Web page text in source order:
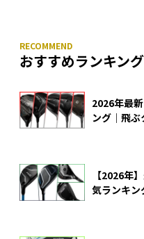
おすすめランキング
2026年最
ング｜飛
【2026年
気ランキン